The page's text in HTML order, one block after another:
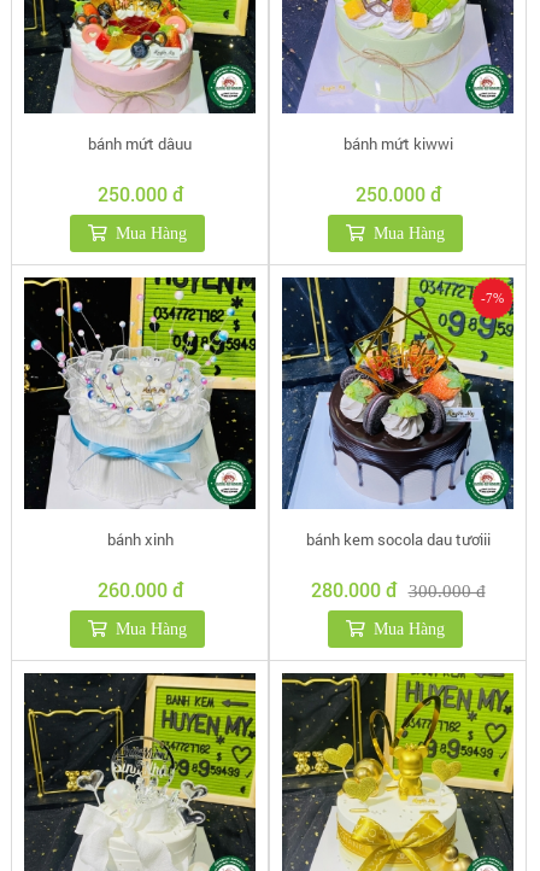
bánh mứt dâuu
250.000 đ
Mua Hàng
bánh mứt kiwwi
250.000 đ
Mua Hàng
bánh xinh
260.000 đ
Mua Hàng
bánh kem socola dau tươiii
280.000 đ 300.000 đ
-7%
Mua Hàng